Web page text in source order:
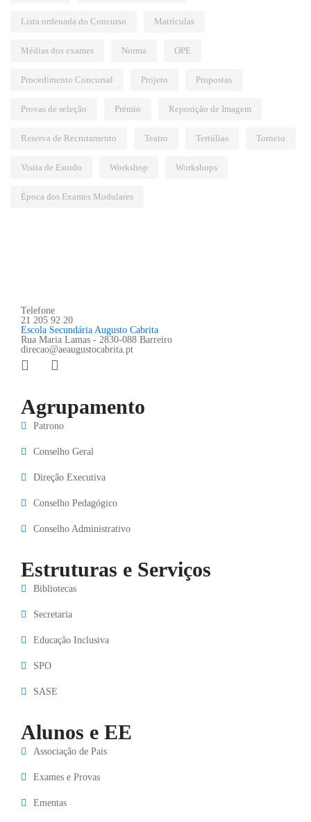
Lista ordenada do Concurso Matrículas
Médias dos exames Norma OPE
Procedimento Concursal Projeto Propostas
Provas de seleção Prémio Reposição de Imagem
Reserva de Recrutamento Teatro Tertúlias Torneio
Visita de Estudo Workshop Workshops
Época dos Exames Modulares
Telefone
21 205 92 20
Escola Secundária Augusto Cabrita
Rua Maria Lamas - 2830-088 Barreiro
direcao@aeaugustocabrita.pt
Agrupamento
Patrono
Conselho Geral
Direção Executiva
Conselho Pedagógico
Conselho Administrativo
Estruturas e Serviços
Bibliotecas
Secretaria
Educação Inclusiva
SPO
SASE
Alunos e EE
Associação de Pais
Exames e Provas
Ementas